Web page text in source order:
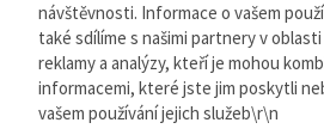
Otevírací doba
Pondělí–Pátek 8–16:30 hodin -
Pondělí–pátek 8–16:00 hodin -
Zpracování osobních údajů
návštěvnosti. Informace o vašem
také sdílíme s našimi partnery v
reklamy a analýzy, kteří je mohou
informacemi, které jste jim poskytli
vašem používání jejich služeb\r\n